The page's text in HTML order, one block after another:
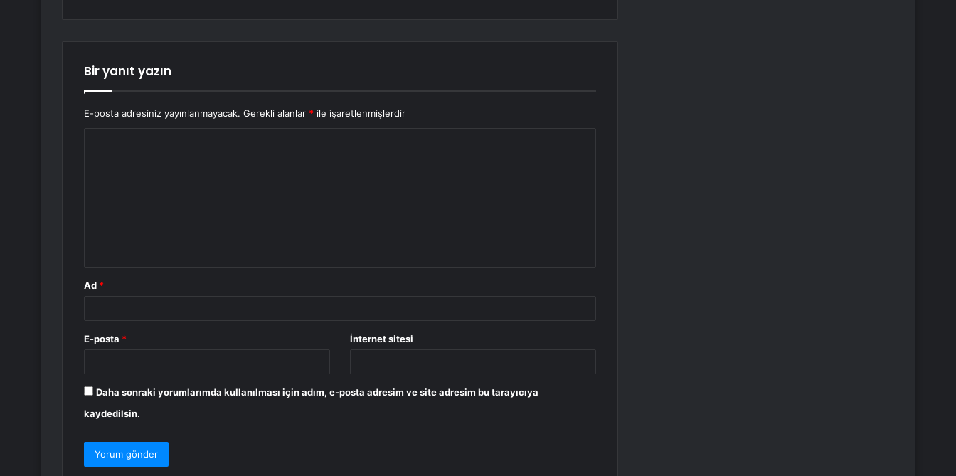
Bir yanıt yazın
E-posta adresiniz yayınlanmayacak. Gerekli alanlar * ile işaretlenmişlerdir
Ad *
E-posta * İnternet sitesi
Daha sonraki yorumlarımda kullanılması için adım, e-posta adresim ve site adresim bu tarayıcıya
kaydedilsin.